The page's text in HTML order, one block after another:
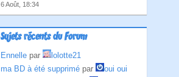
6 Août, 18:34
Sujets récents du Forum
Ennelle par
lolotte21
ma BD à été supprimé par
oui oui